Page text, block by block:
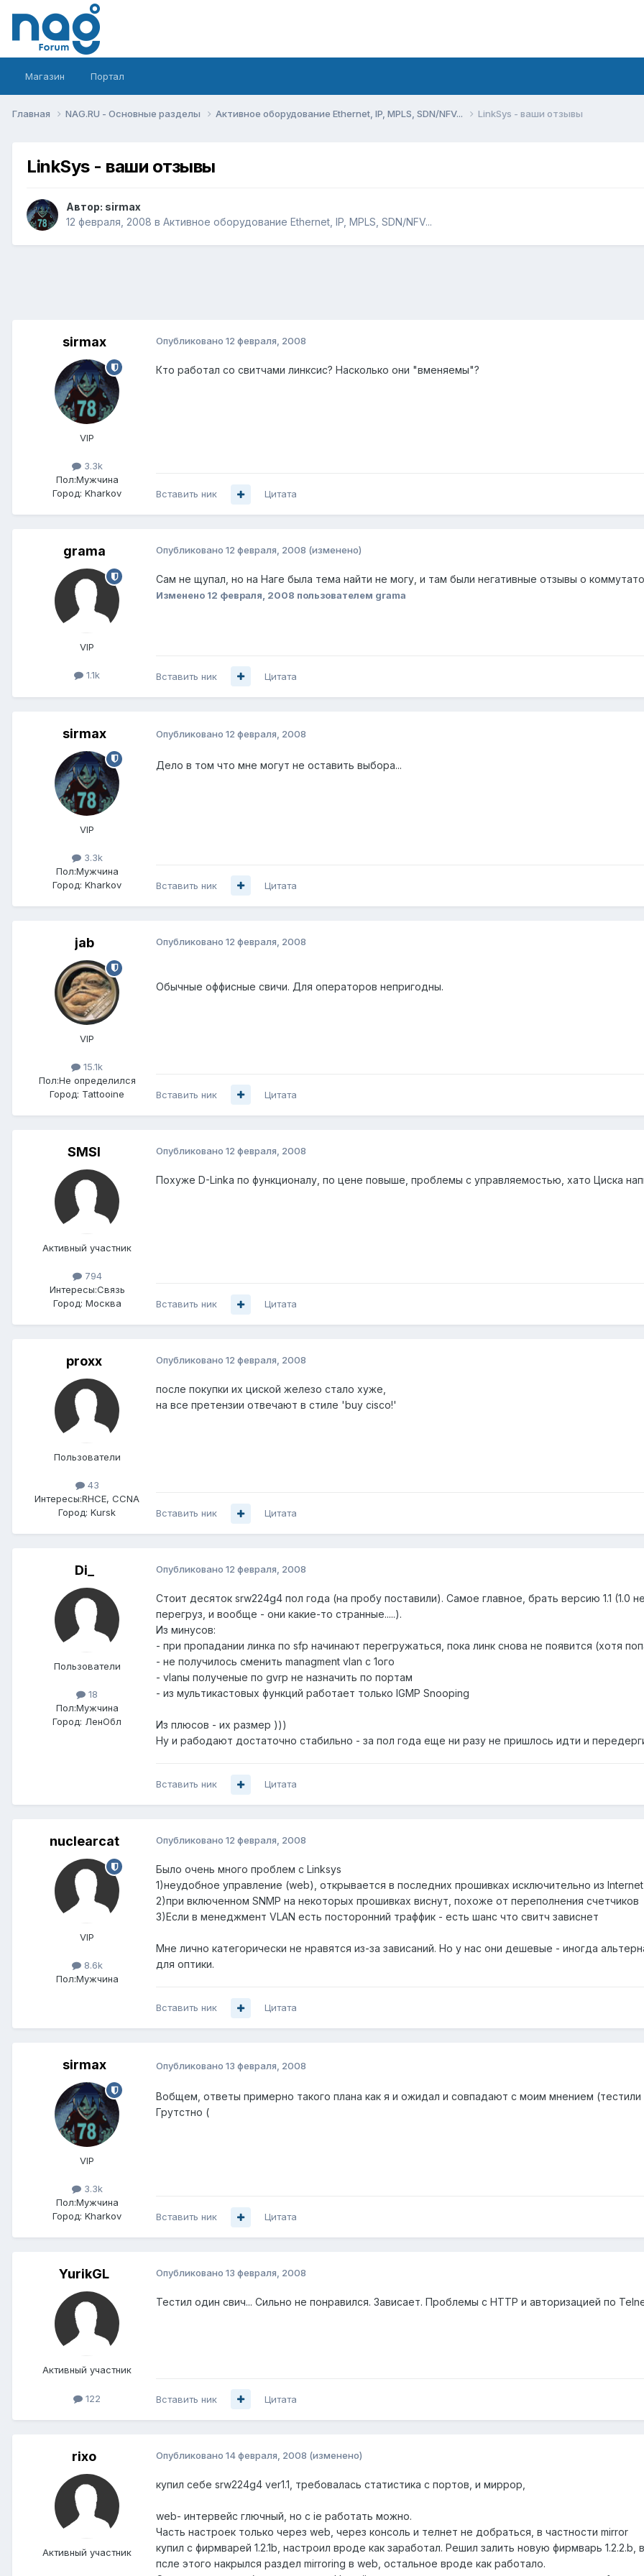
Магазин Портал
Главная NAG.RU - Основные разделы Активное оборудование Ethernet, IP, MPLS, SDN/NFV... LinkSys - ваши отзывы
LinkSys - ваши отзывы
Автор: sirmax
12 февраля, 2008 в Активное оборудование Ethernet, IP, MPLS, SDN/NFV...
sirmax
VIP
3.3k
Пол:Мужчина
Город: Kharkov
Опубликовано 12 февраля, 2008
Кто работал со свитчами линксис? Насколько они "вменяемы"?
Вставить ник Цитата
grama
VIP
1.1k
Опубликовано 12 февраля, 2008 (изменено)
Сам не щупал, но на Наге была тема найти не могу, и там были негативные отзывы о
Изменено 12 февраля, 2008 пользователем grama
Вставить ник Цитата
sirmax
VIP
3.3k
Пол:Мужчина
Город: Kharkov
Опубликовано 12 февраля, 2008
Дело в том что мне могут не оставить выбора...
Вставить ник Цитата
jab
VIP
15.1k
Пол:Не определился
Город: Tattooine
Опубликовано 12 февраля, 2008
Обычные оффисные свичи. Для операторов непригодны.
Вставить ник Цитата
SMSI
Активный участник
794
Интересы:Связь
Город: Москва
Опубликовано 12 февраля, 2008
Похуже D-Linka по функционалу, по цене повыше, проблемы с управляемостью, хато Циска
Вставить ник Цитата
proxx
Пользователи
43
Интересы:RHCE, CCNA
Город: Kursk
Опубликовано 12 февраля, 2008
после покупки их циской железо стало хуже,
на все претензии отвечают в стиле 'buy cisco!'
Вставить ник Цитата
Di_
Пользователи
18
Пол:Мужчина
Город: ЛенОбл
Опубликовано 12 февраля, 2008
Стоит десяток srw224g4 пол года (на пробу поставили). Самое главное, брать версию 1.1
перегруз, и вообще - они какие-то странные.....).
Из минусов:
- при пропадании линка по sfp начинают перегружаться, пока линк снова не появится (хотя
- не получилось сменить managment vlan с 1ого
- vlanы полученые по gvrp не назначить по портам
- из мультикастовых функций работает только IGMP Snooping
Из плюсов - их размер )))
Ну и рабодают достаточно стабильно - за пол года еще ни разу не пришлось идти и
Вставить ник Цитата
nuclearcat
VIP
8.6k
Пол:Мужчина
Опубликовано 12 февраля, 2008
Было очень много проблем с Linksys
1)неудобное управление (web), открывается в последних прошивках исключительно из
2)при включенном SNMP на некоторых прошивках виснут, похоже от переполнения счетчиков
3)Если в менеджмент VLAN есть посторонний траффик - есть шанс что свитч зависнет
Мне лично категорически не нравятся из-за зависаний. Но у нас они дешевые - иногда
для оптики.
Вставить ник Цитата
sirmax
VIP
3.3k
Пол:Мужчина
Город: Kharkov
Опубликовано 13 февраля, 2008
Вобщем, ответы примерно такого плана как я и ожидал и совпадают с моим мнением (тестили
Грутстно (
Вставить ник Цитата
YurikGL
Активный участник
122
Опубликовано 13 февраля, 2008
Тестил один свич... Сильно не понравился. Зависает. Проблемы с HTTP и авторизацией по
Вставить ник Цитата
rixo
Активный участник
Опубликовано 14 февраля, 2008 (изменено)
купил себе srw224g4 ver1.1, требовалась статистика с портов, и миррор,
web- интервейс глючный, но с ie работать можно.
Часть настроек только через web, через консоль и телнет не добраться, в частности mirror
купил с фирмварей 1.2.1b, настроил вроде как заработал. Решил залить новую фирмварь 1.2.2.b,
псле этого накрылся раздел mirroring в web, остальное вроде как работало.